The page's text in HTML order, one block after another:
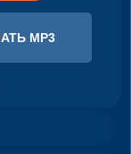
MP3